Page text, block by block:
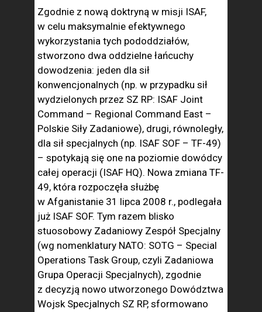
Zgodnie z nową doktryną w misji ISAF,
w celu maksymalnie efektywnego
wykorzystania tych pododdziałów,
stworzono dwa oddzielne łańcuchy
dowodzenia: jeden dla sił
konwencjonalnych (np. w przypadku sił
wydzielonych przez SZ RP: ISAF Joint
Command – Regional Command East –
Polskie Siły Zadaniowe), drugi, równoległy,
dla sił specjalnych (np. ISAF SOF – TF-49)
– spotykają się one na poziomie dowódcy
całej operacji (ISAF HQ). Nowa zmiana TF-
49, która rozpoczęła służbę
w Afganistanie 31 lipca 2008 r., podlegała
już ISAF SOF. Tym razem blisko
stuosobowy Zadaniowy Zespół Specjalny
(wg nomenklatury NATO: SOTG – Special
Operations Task Group, czyli Zadaniowa
Grupa Operacji Specjalnych), zgodnie
z decyzją nowo utworzonego Dowództwa
Wojsk Specjalnych SZ RP, sformowano